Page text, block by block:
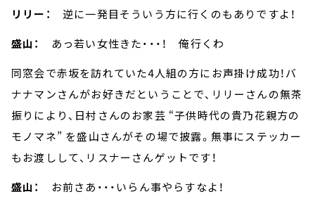
リリー： 逆に一発目そういう方に行くのもありですよ！
盛山：
あっ若い女性きた・・・！ 俺行くわ
同窓会で赤坂を訪れていた4人組の方にお声掛け成功！バ
ナナマンさんがお好きだということで、リリーさんの無茶
振りにより、日村さんのお家芸 “子供時代の貴乃花親方の
モノマネ” を盛山さんがその場で披露。無事にステッカー
もお渡しして、リスナーさんゲットです！
盛山：
お前さあ・・・いらん事やらすなよ！